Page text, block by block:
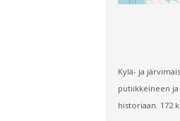
Kylä- ja
putiikkeineen
historiaan. 172